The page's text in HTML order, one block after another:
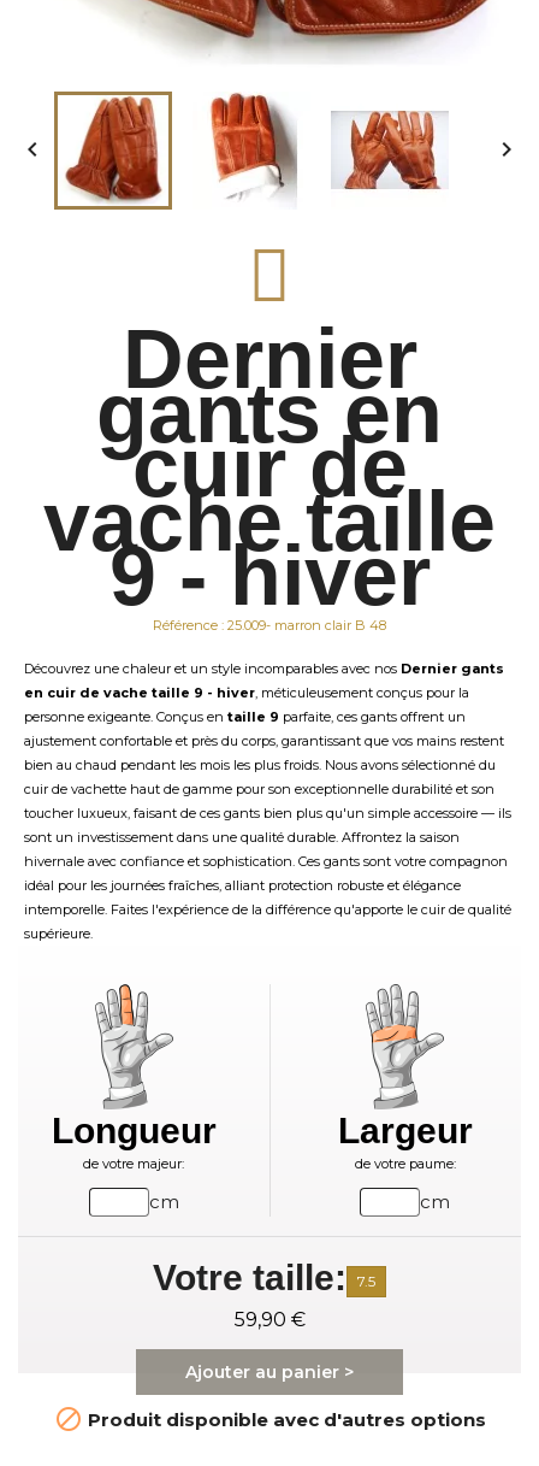
 
Dernier
gants en
cuir de
vache taille
9 - hiver
Référence : 25.009- marron clair B 48
Découvrez une chaleur et un style incomparables avec nos Dernier gants
en cuir de vache taille 9 - hiver, méticuleusement conçus pour la
personne exigeante. Conçus en taille 9 parfaite, ces gants offrent un
ajustement confortable et près du corps, garantissant que vos mains restent
bien au chaud pendant les mois les plus froids. Nous avons sélectionné du
cuir de vachette haut de gamme pour son exceptionnelle durabilité et son
toucher luxueux, faisant de ces gants bien plus qu'un simple accessoire — ils
sont un investissement dans une qualité durable. Affrontez la saison
hivernale avec confiance et sophistication. Ces gants sont votre compagnon
idéal pour les journées fraîches, alliant protection robuste et élégance
intemporelle. Faites l'expérience de la différence qu'apporte le cuir de qualité
supérieure.
Longueur
de votre majeur:
cm
Largeur
de votre paume:
cm
Votre taille: 7.5
59,90 €
Ajouter au panier >
 Produit disponible avec d'autres options